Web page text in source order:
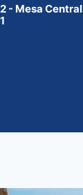
- Mesa Central